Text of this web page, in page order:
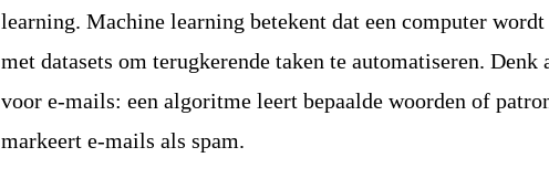
learning. Machine learning betekent dat een computer
met datasets om terugkerende taken te automatiseren. Denk
voor e-mails: een algoritme leert bepaalde woorden of
markeert e-mails als spam.